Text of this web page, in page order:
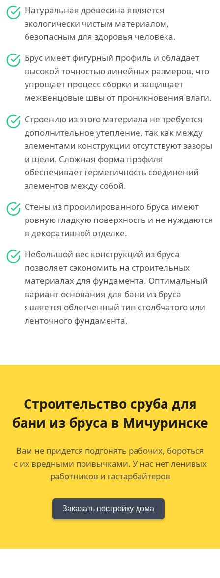
Натуральная древесина является
экологически чистым материалом,
безопасным для здоровья человека.
Брус имеет фигурный профиль и обладает
высокой точностью линейных размеров, что
упрощает процесс сборки и защищает
межвенцовые швы от проникновения влаги.
Строению из этого материала не требуется
дополнительное утепление, так как между
элементами конструкции отсутствуют зазоры
и щели. Сложная форма профиля
обеспечивает герметичность соединений
элементов между собой.
Стены из профилированного бруса имеют
ровную гладкую поверхность и не нуждаются
в декоративной отделке.
Небольшой вес конструкций из бруса
позволяет сэкономить на строительных
материалах для фундамента. Оптимальный
вариант основания для бани из бруса
является облегченный тип столбчатого или
ленточного фундамента.
Строительство сруба для
бани из бруса в Мичуринске
Вам не придется подгонять рабочих, бороться
с их вредными привычками. У нас нет ленивых
работников и гастарбайтеров
Заказать постройку дома